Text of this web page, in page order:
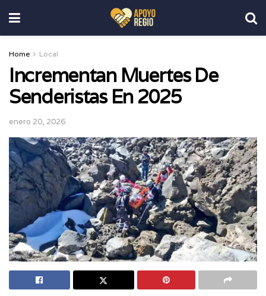
Home Local
Incrementan Muertes De
Senderistas En 2025
enero 20, 2026